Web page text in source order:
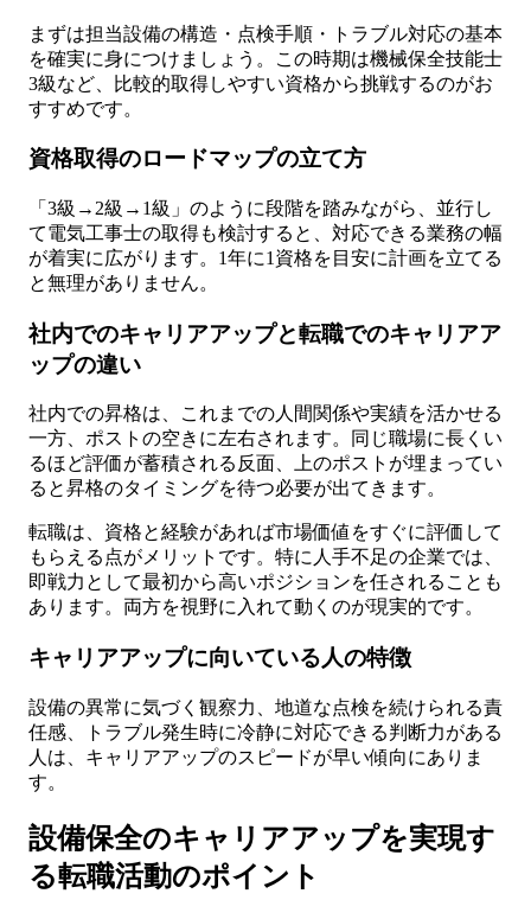
まずは担当設備の構造・点検手順・トラブル対応の基本
を確実に身につけましょう。この時期は機械保全技能士
3級など、比較的取得しやすい資格から挑戦するのがお
すすめです。
資格取得のロードマップの立て方
「3級→2級→1級」のように段階を踏みながら、並行し
て電気工事士の取得も検討すると、対応できる業務の幅
が着実に広がります。1年に1資格を目安に計画を立てる
と無理がありません。
社内でのキャリアアップと転職でのキャリアア
ップの違い
社内での昇格は、これまでの人間関係や実績を活かせる
一方、ポストの空きに左右されます。同じ職場に長くい
るほど評価が蓄積される反面、上のポストが埋まってい
ると昇格のタイミングを待つ必要が出てきます。
転職は、資格と経験があれば市場価値をすぐに評価して
もらえる点がメリットです。特に人手不足の企業では、
即戦力として最初から高いポジションを任されることも
あります。両方を視野に入れて動くのが現実的です。
キャリアアップに向いている人の特徴
設備の異常に気づく観察力、地道な点検を続けられる責
任感、トラブル発生時に冷静に対応できる判断力がある
人は、キャリアアップのスピードが早い傾向にありま
す。
設備保全のキャリアアップを実現す
る転職活動のポイント